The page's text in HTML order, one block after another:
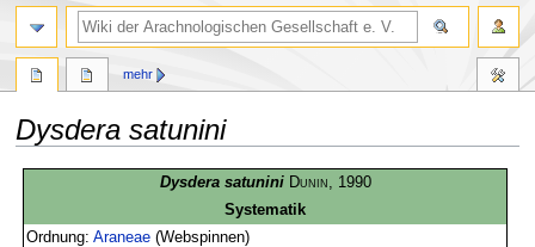
Dysdera satunini
springen
springen
Dysdera satunini Dunin , 1990
Systematik
Ordnung:Araneae (Webspinnen)
mehr